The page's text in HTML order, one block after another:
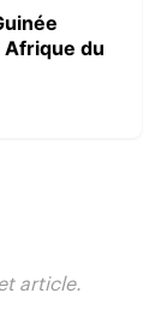
Afrique du
article.